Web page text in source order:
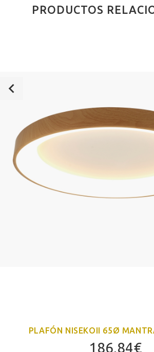
PRODUCTOS
PLAFÓN NISEKOII 65Ø
186,84€